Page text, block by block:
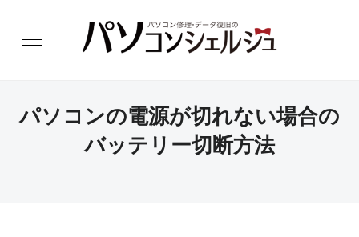
パソコンの電源が切れない場合の
バッテリー切断方法